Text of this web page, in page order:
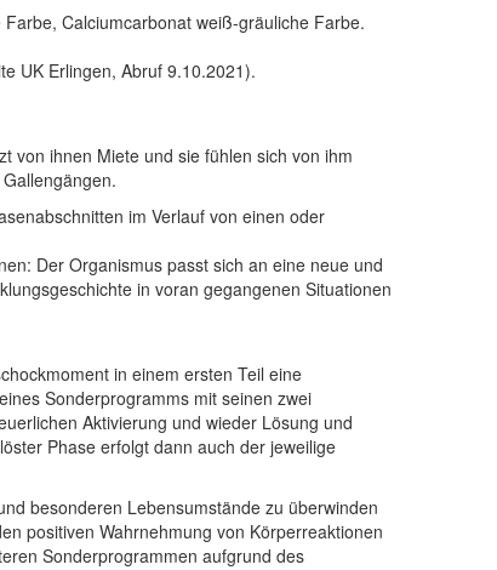
Calciumcarbonat weiß-gräuliche Farbe.
UK Erlingen, Abruf 9.10.2021).
von ihnen Miete und sie fühlen sich von ihm
im Verlauf von einen oder
Der Organismus passt sich an eine neue und
in voran gegangenen Situationen
in einem ersten Teil eine
Sonderprogramms mit seinen zwei
Aktivierung und wieder Lösung und
Phase erfolgt dann auch der jeweilige
besonderen Lebensumstände zu überwinden
positiven Wahrnehmung von Körperreaktionen
Sonderprogrammen aufgrund des